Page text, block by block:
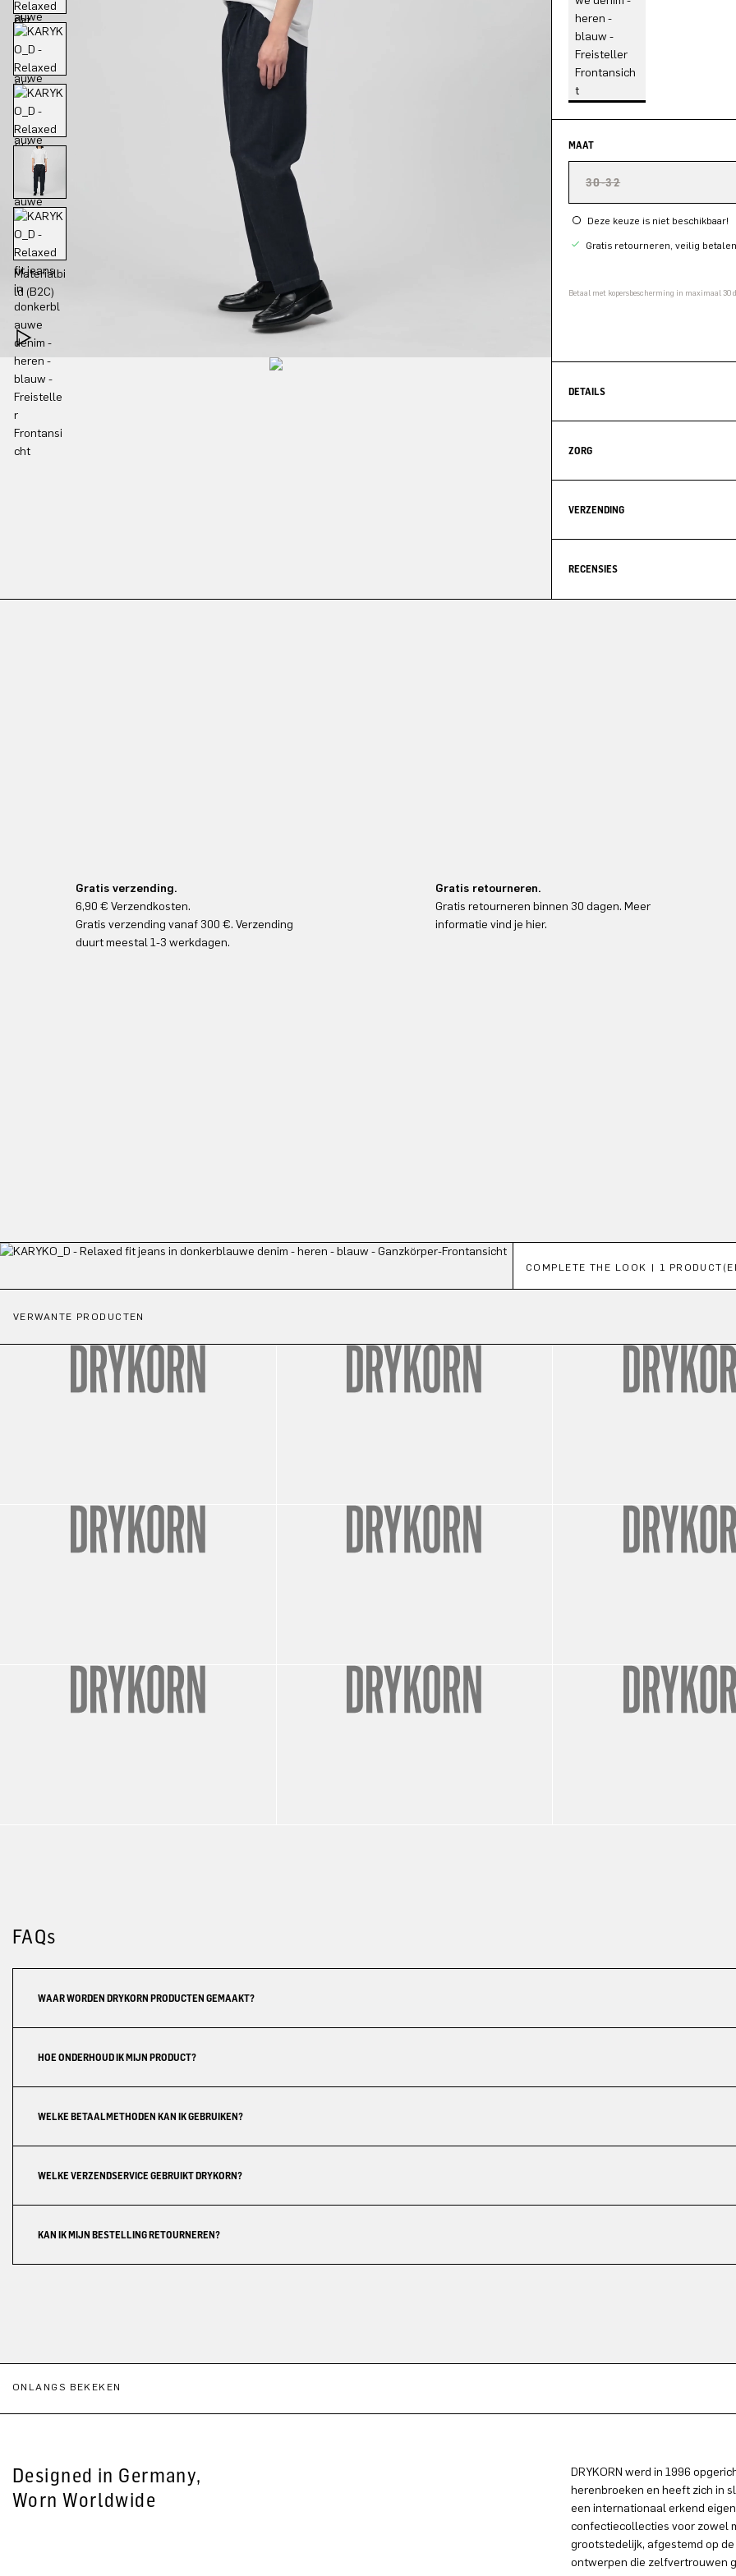
MAAT
30-32
Deze keuze is niet beschikbaar!
Gratis retourneren, veilig betalen
Betaal met kopersbescherming in maximaal 30
DETAILS
ZORG
VERZENDING
RECENSIES
Gratis verzending.
6,90 € Verzendkosten.
Gratis verzending vanaf 300 €. Verzending
duurt meestal 1-3 werkdagen.
Gratis retourneren.
Gratis retourneren binnen 30 dagen. Meer
informatie vind je hier.
COMPLETE THE LOOK | 1
VERWANTE PRODUCTEN
FAQs
WAAR WORDEN DRYKORN PRODUCTEN GEMAAKT?
HOE ONDERHOUD IK MIJN PRODUCT?
WELKE BETAALMETHODEN KAN IK GEBRUIKEN?
WELKE VERZENDSERVICE GEBRUIKT DRYKORN?
KAN IK MIJN BESTELLING RETOURNEREN?
ONLANGS BEKEKEN
Designed in Germany,
Worn Worldwide
DRYKORN werd in 1996
herenbroeken en heeft zich in
een internationaal erkend
confectiecollecties voor zowel
grootstedelijk, afgestemd op
ontwerpen die zelfvertrouwen